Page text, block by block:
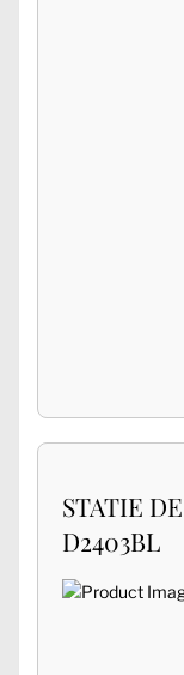
STATIE
D2403BL